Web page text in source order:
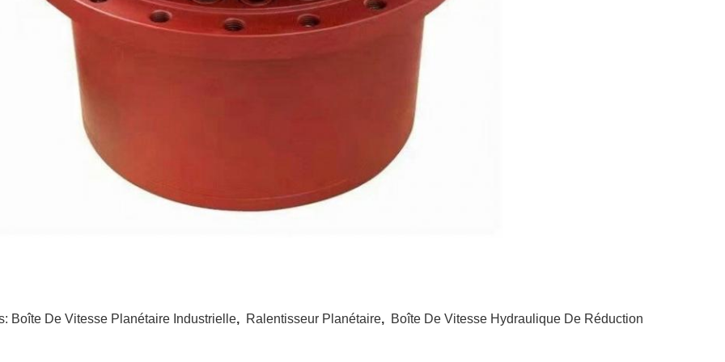
Boîte De Vitesse Planétaire Industrielle, Ralentisseur Planétaire, Boîte De Vitesse Hydraulique De Réduction